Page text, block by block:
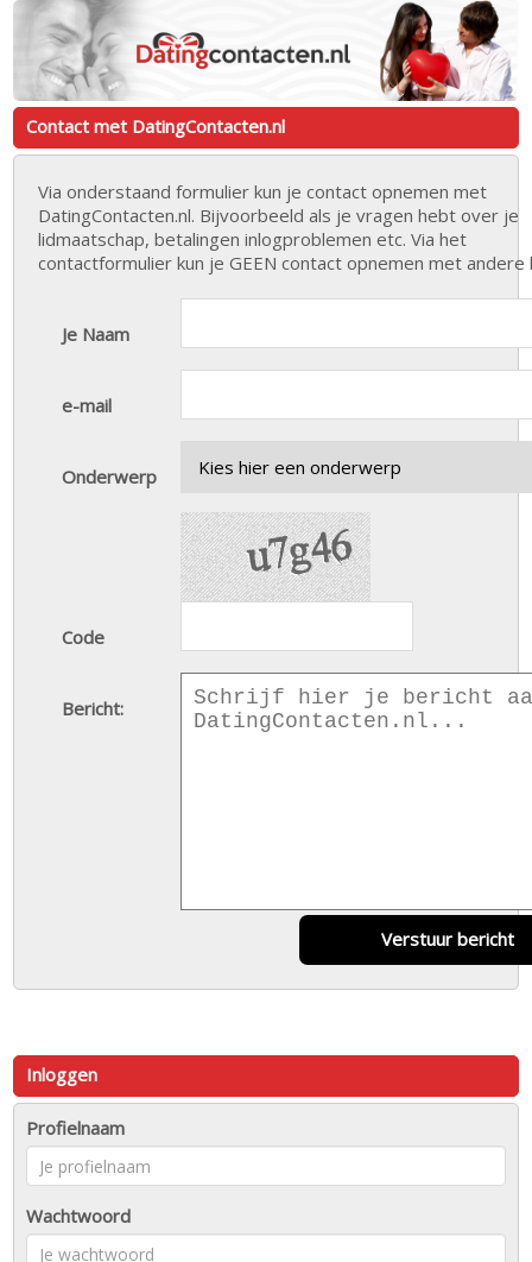
Contact met DatingContacten.nl
Via onderstaand formulier kun je contact opnemen met
DatingContacten.nl. Bijvoorbeeld als je vragen hebt over je
lidmaatschap, betalingen inlogproblemen etc. Via het
contactformulier kun je GEEN contact opnemen met andere
Je Naam
e-mail
Onderwerp
Code
Bericht:
Verstuur bericht
Inloggen
Profielnaam
Wachtwoord